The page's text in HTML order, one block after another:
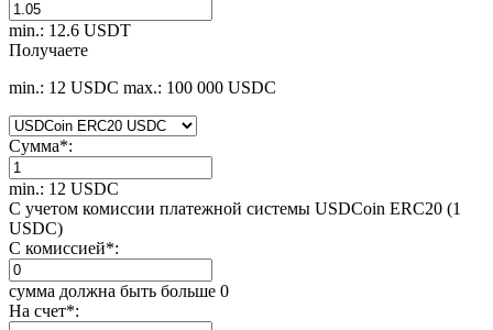
min.: 12.6 USDT
Получаете
min.: 12 USDC max.: 100 000 USDC
Сумма*:
min.: 12 USDC
С учетом комиссии платежной системы USDCoin ERC20 (1
USDC)
С комиссией*:
сумма должна быть больше 0
На счет*: